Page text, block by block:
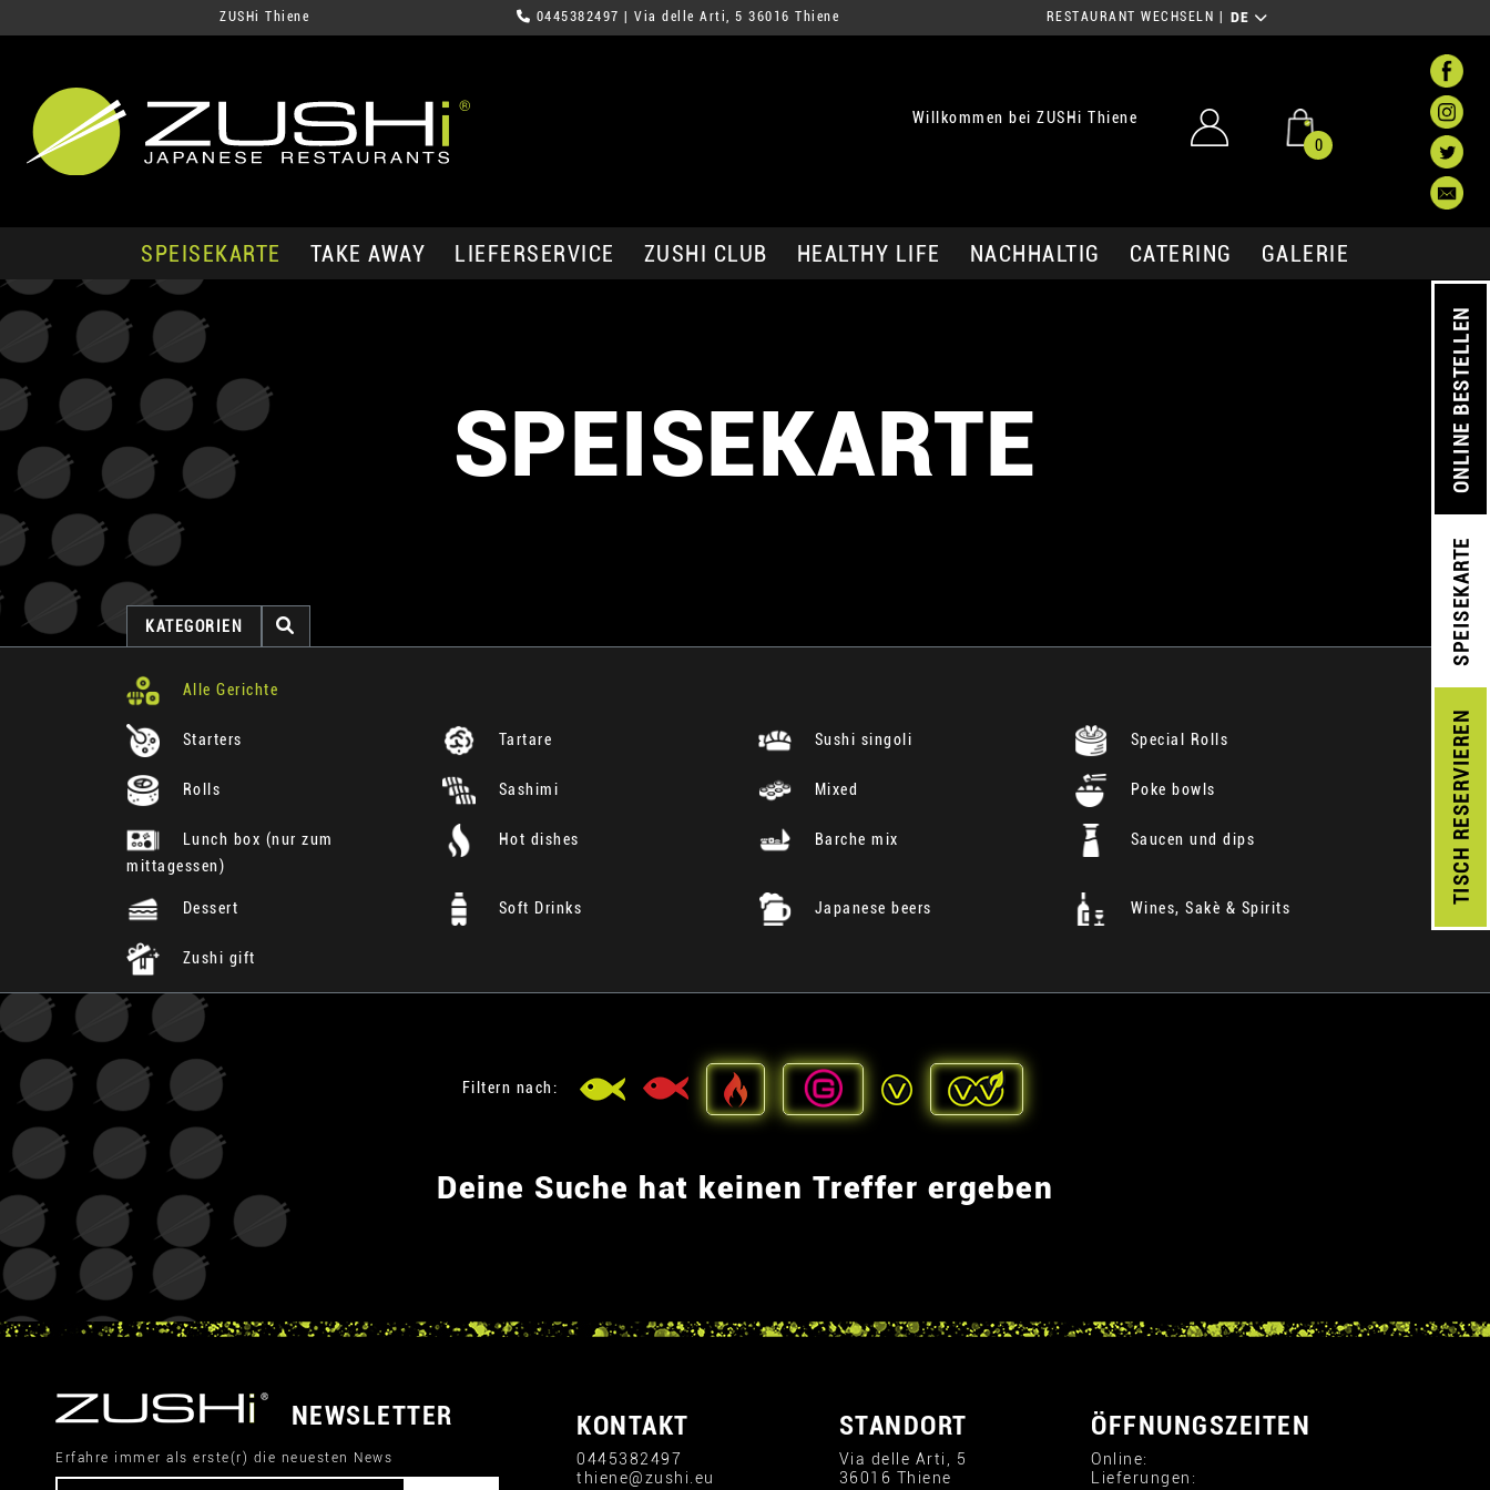
ZUSHi Thiene 0445382497 | Via delle Arti, 5 36016 Thiene RESTAURANT WECHSELN DE
Willkommen bei ZUSHi Thiene
0
SPEISEKARTE TAKE AWAY LIEFERSERVICE ZUSHI CLUB HEALTHY LIFE NACHHALTIG CATERING GALERIE
TISCH
RESERVIEREN
SPEISEKARTE
ONLINE BESTELLEN
SPEISEKARTE
KATEGORIEN
Alle Gerichte
Starters Tartare Sushi singoli Special Rolls
Rolls Sashimi Mixed Poke bowls
Lunch box (nur zum
mittagessen)
Hot dishes Barche mix Saucen und dips
Dessert Soft Drinks Japanese beers Wines, Sakè & Spirits
Zushi gift
Filtern nach:
Deine Suche hat keinen Treffer ergeben
NEWSLETTER
Erfahre immer als erste(r) die neuesten News
KONTAKT
0445382497
thiene@zushi.eu
STANDORT
Via delle Arti, 5
36016 Thiene
ÖFFNUNGSZEITEN
Online:
Lieferungen: